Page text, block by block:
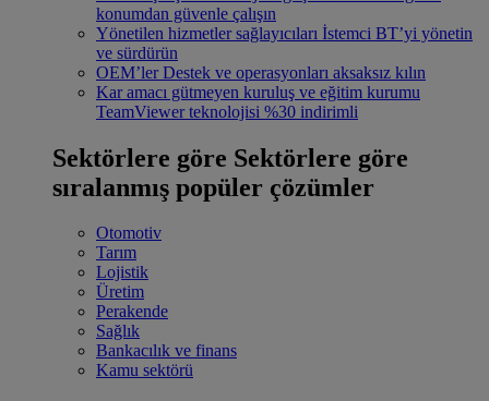
konumdan güvenle çalışın
Yönetilen hizmetler sağlayıcıları İstemci BT’yi yönetin
ve sürdürün
OEM’ler Destek ve operasyonları aksaksız kılın
Kar amacı gütmeyen kuruluş ve eğitim kurumu
TeamViewer teknolojisi %30 indirimli
Sektörlere göre Sektörlere göre
sıralanmış popüler çözümler
Otomotiv
Tarım
Lojistik
Üretim
Perakende
Sağlık
Bankacılık ve finans
Kamu sektörü